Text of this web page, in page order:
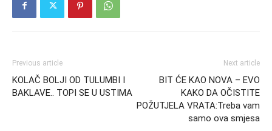
Previous article
KOLAČ BOLJI OD TULUMBI I
BAKLAVE.. TOPI SE U USTIMA
Next article
BIT ĆE KAO NOVA – EVO
KAKO DA OČISTITE
POŽUTJELA VRATA:Treba vam
samo ova smjesa